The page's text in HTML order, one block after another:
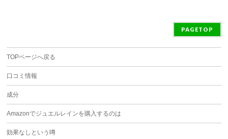
PAGETOP
TOPページへ戻る
口コミ情報
成分
Amazonでジュエルレインを購入するのは
効果なしという噂